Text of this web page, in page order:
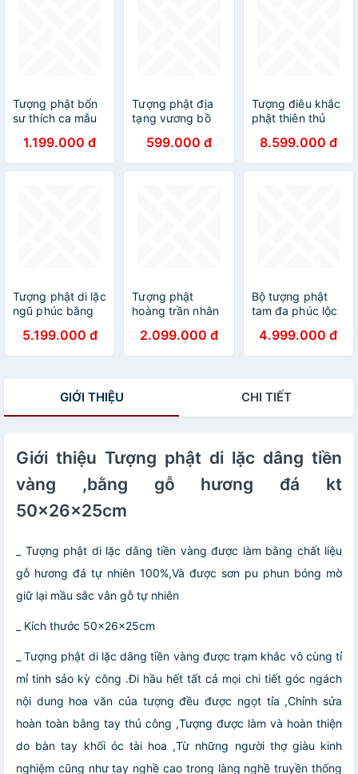
Tượng phật bổn
sư thích ca mẫu
xanh thơm ngọt
kt 20×12cm
1.199.000 đ
Tượng phật địa
tạng vương bồ
xanh thơm nức kt
cao 15×9×8cm
599.000 đ
Tượng điêu khắc
phật thiên thủ
nghìn mắt nghìn
tay bằng gỗ
hương đá sơn pu
8.599.000 đ
Tượng phật di lặc
ngũ phúc bằng
khối kt
60×30×30cm
5.199.000 đ
Tượng phật
hoàng trần nhân
ngọc am kt cao
30×17cm
2.099.000 đ
Bộ tượng phật
tam đa phúc lộc
cao 50x18x12cm
4.999.000 đ
GIỚI THIỆU CHI TIẾT
Giới thiệu Tượng phật di lặc dâng tiền
vàng ,bằng gỗ hương đá kt
50×26×25cm
_ Tượng phật di lặc dâng tiền vàng được làm bằng chất liệu
gỗ hương đá tự nhiên 100%,Và được sơn pu phun bóng mờ
giữ lại mầu sắc vân gỗ tự nhiên
_ Kích thước 50×26×25cm
_ Tượng phật di lặc dâng tiền vàng được trạm khắc vô cùng tỉ
mỉ tinh sảo kỳ công .Đi hầu hết tất cả mọi chi tiết góc ngách
nội dung hoa văn của tượng đều được ngọt tỉa ,Chỉnh sửa
hoàn toàn bằng tay thủ công ,Tượng được làm và hoàn thiện
do bàn tay khối óc tài hoa ,Từ những người thợ giàu kinh
nghiệm cũng như tay nghề cao trong làng nghề truyền thống